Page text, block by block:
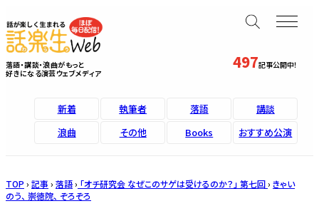
497記事公開中！
落語・講談・浪曲がもっと
好きになる演芸ウェブメディア
新着 執筆者 落語
講談
浪曲
その他 Books おすすめ公演
TOP › 記事 › 落語› 「オチ研究会 なぜこのサゲは受けるのか？」 第七回› きゃい
のう、 崇徳院、 ぞろぞろ